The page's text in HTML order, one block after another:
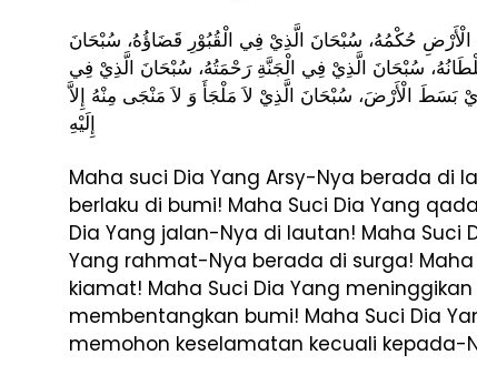
حُكْمُهُ، سُبْحَانَ الَّذِيْ فِي الْقُبُوْرِ قَضَاؤُهُ، سُبْحَانَ
سُبْحَانَ الَّذِيْ فِي الْجَنَّةِ رَحْمَتُهُ، سُبْحَانَ الَّذِيْ فِي
بَسَطَ الْأَرْضَ، سُبْحَانَ الَّذِيْ لاَ مَلْجَأَ وَ لاَ مَنْجَى مِنْهُ إِلاَّ
إِلَيْهِ
Maha suci Dia Yang Arsy-Nya berada di
berlaku di bumi! Maha Suci Dia Yang
Dia Yang jalan-Nya di lautan! Maha Suci
Yang rahmat-Nya berada di surga!
kiamat! Maha Suci Dia Yang
membentangkan bumi! Maha Suci Dia
memohon keselamatan kecuali kepada-